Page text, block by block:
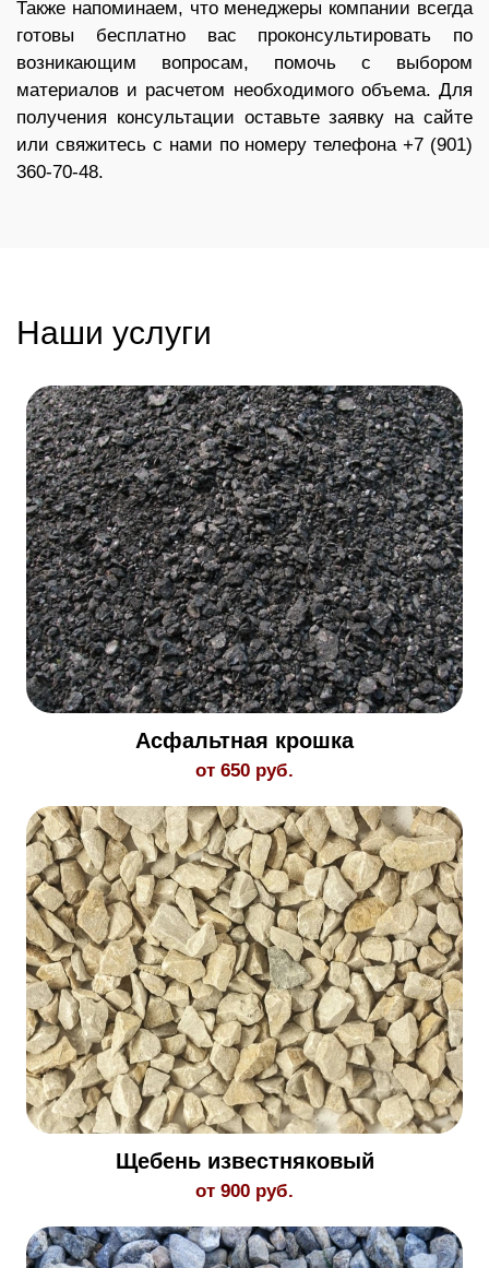
Также напоминаем, что менеджеры компании всегда
готовы бесплатно вас проконсультировать по
возникающим вопросам, помочь с выбором
материалов и расчетом необходимого объема. Для
получения консультации оставьте заявку на сайте
или свяжитесь с нами по номеру телефона+7 (901)
360-70-48.
Наши услуги
Асфальтная крошка
от 650 руб.
Щебень известняковый
от 900 руб.